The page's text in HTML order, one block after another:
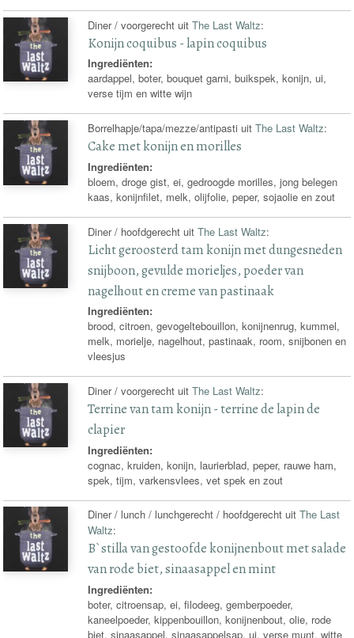
Diner / voorgerecht uitThe Last Waltz:
Konijn coquibus - lapin coquibus
Ingrediënten:
aardappel, boter, bouquet garni, buikspek, konijn, ui,
verse tijm en witte wijn
Borrelhapje/tapa/mezze/antipasti uitThe Last Waltz:
Cake met konijn en morilles
Ingrediënten:
bloem, droge gist, ei, gedroogde morilles, jong belegen
kaas, konijnfilet, melk, olijfolie, peper, sojaolie en zout
Diner / hoofdgerecht uitThe Last Waltz:
Licht geroosterd tam konijn met dungesneden
snijboon, gevulde morieljes, poeder van
nagelhout en creme van pastinaak
Ingrediënten:
brood, citroen, gevogeltebouillon, konijnenrug, kummel,
melk, morielje, nagelhout, pastinaak, room, snijbonen en
vleesjus
Diner / voorgerecht uitThe Last Waltz:
Terrine van tam konijn - terrine de lapin de
clapier
Ingrediënten:
cognac, kruiden, konijn, laurierblad, peper, rauwe ham,
spek, tijm, varkensvlees, vet spek en zout
Diner / lunch / lunchgerecht / hoofdgerecht uitThe Last
Waltz:
B`stilla van gestoofde konijnenbout met salade
van rode biet, sinaasappel en mint
Ingrediënten:
boter, citroensap, ei, filodeeg, gemberpoeder,
kaneelpoeder, kippenbouillon, konijnenbout, olie, rode
biet, sinaasappel, sinaasappelsap, ui, verse munt, witte